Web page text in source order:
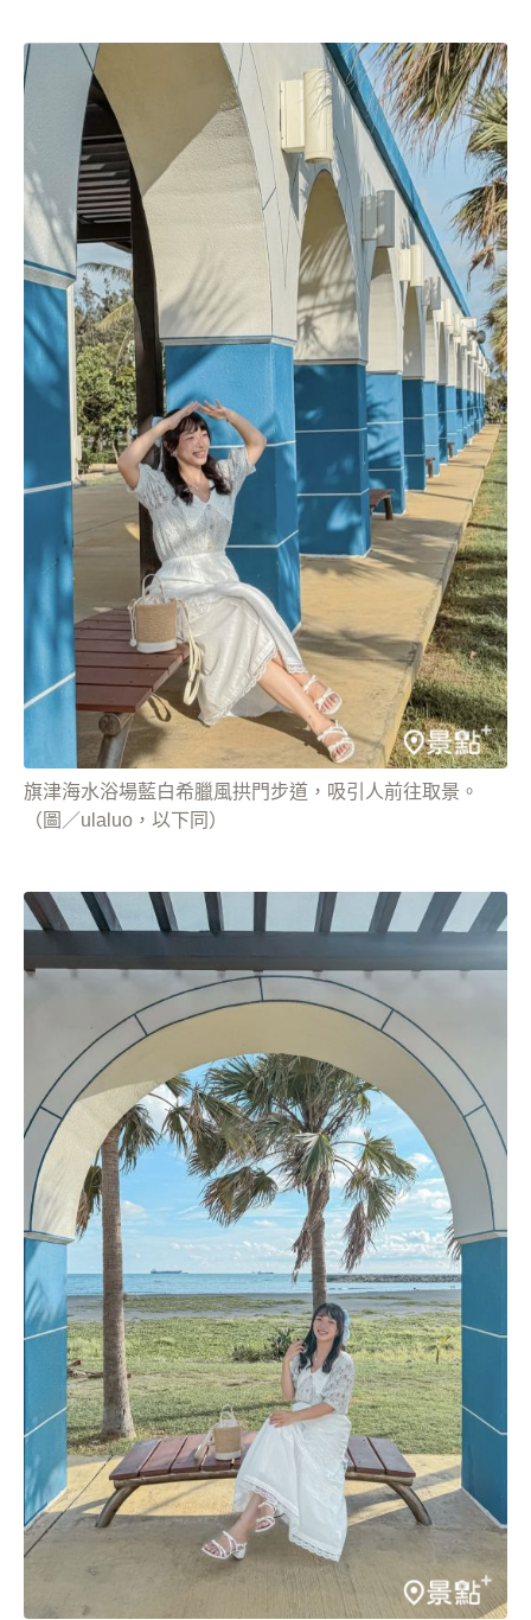
旗津海水浴場藍白希臘風拱門步道，吸引人前往取景。
（圖／ulaluo，以下同）